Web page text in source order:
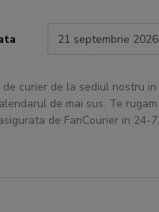
curier de la sediul nostru
de mai sus. Te
de FanCourier in 24-